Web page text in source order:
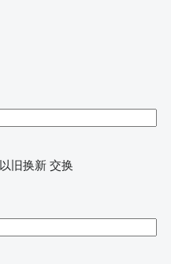
以旧换新 交换